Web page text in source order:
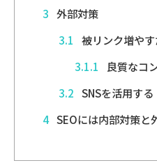
3 外部対策
3.1 被リンク増や
3.1.1
良質なコ
3.2 SNSを活用する
4 SEOには内部対策と